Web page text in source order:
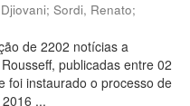
; Sordi, Renato;
de 2202 notícias a
publicadas entre 02
foi instaurado o processo de
...